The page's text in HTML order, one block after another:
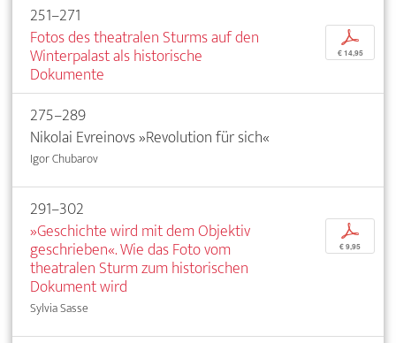
251–271
Fotos des theatralen Sturms auf den
Winterpalast als historische
Dokumente
p
€ 14,95
275–289
Nikolai Evreinovs »Revolution für sich«
Igor Chubarov
291–302
»Geschichte wird mit dem Objektiv
geschrieben«. Wie das Foto vom
theatralen Sturm zum historischen
Dokument wird
Sylvia Sasse
p
€ 9,95